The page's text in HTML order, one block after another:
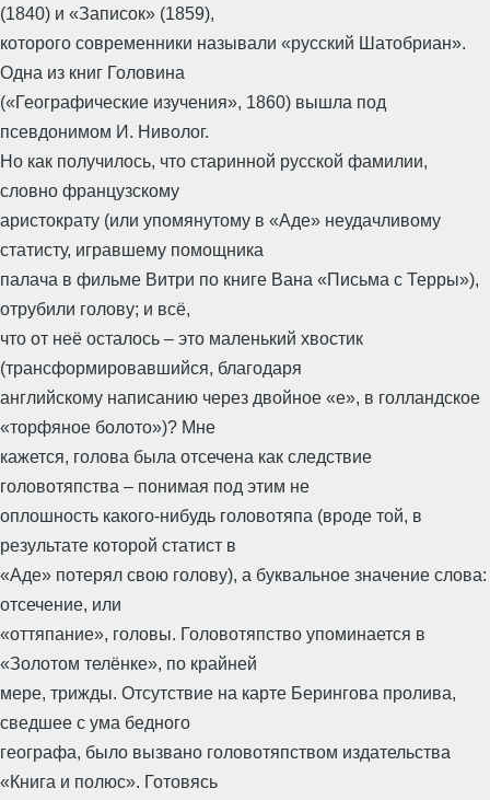
(1840) и «Записок» (1859),
которого современники называли «русский Шатобриан».
Одна из книг Головина
(«Географические изучения», 1860) вышла под
псевдонимом И. Ниволог.
Но как получилось, что старинной русской фамилии,
словно французскому
аристократу (или упомянутому в «Аде» неудачливому
статисту, игравшему помощника
палача в фильме Витри по книге Вана «Письма с Терры»),
отрубили голову; и всё,
что от неё осталось – это маленький хвостик
(трансформировавшийся, благодаря
английскому написанию через двойное «е», в голландское
«торфяное болото»)? Мне
кажется, голова была отсечена как следствие
головотяпства – понимая под этим не
оплошность какого-нибудь головотяпа (вроде той, в
результате которой статист в
«Аде» потерял свою голову), а буквальное значение слова:
отсечение, или
«оттяпание», головы. Головотяпство упоминается в
«Золотом телёнке», по крайней
мере, трижды. Отсутствие на карте Берингова пролива,
сведшее с ума бедного
географа, было вызвано головотяпством издательства
«Книга и полюс». Готовясь